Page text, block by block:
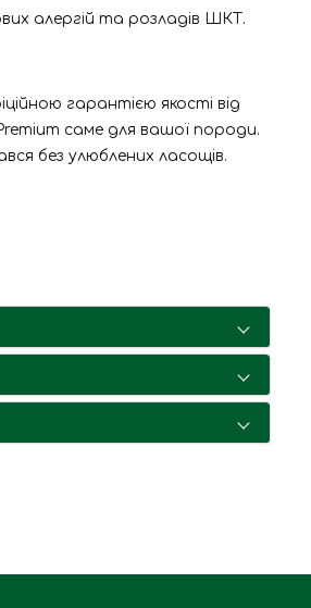
алергій та розладів ШКТ.
гарантією якості від
саме для вашої породи.
без улюблених ласощів.